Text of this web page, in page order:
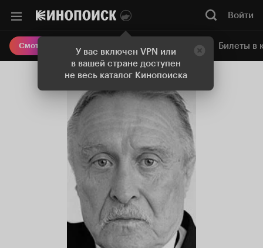
У вас включен VPN или
в вашей стране доступен
не весь каталог Кинопоиска
Войти
Смотреть кино Онлайн-кинотеатр Билеты в